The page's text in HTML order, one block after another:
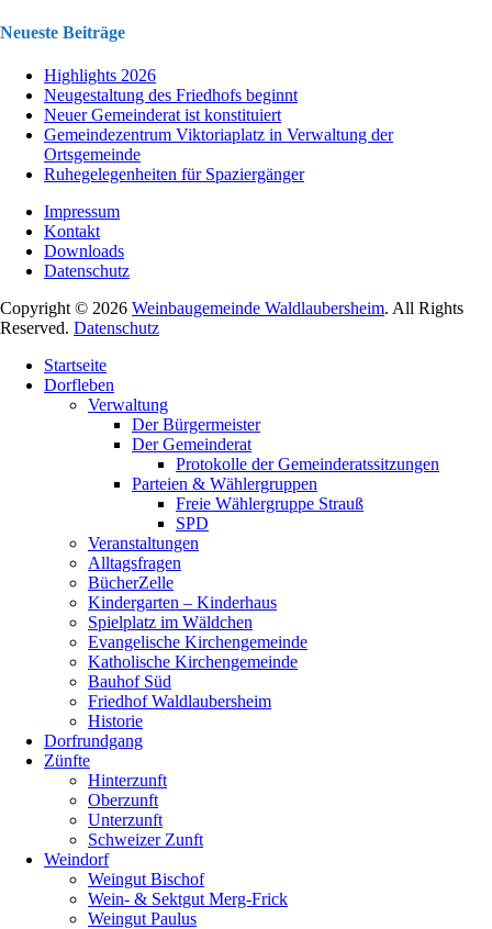
Neueste Beiträge
Highlights 2026
Neugestaltung des Friedhofs beginnt
Neuer Gemeinderat ist konstituiert
Gemeindezentrum Viktoriaplatz in Verwaltung der
Ortsgemeinde
Ruhegelegenheiten für Spaziergänger
Impressum
Kontakt
Downloads
Datenschutz
Copyright © 2026 Weinbaugemeinde Waldlaubersheim. All Rights
Reserved. Datenschutz
oben
scrollen
Startseite
Dorfleben
Verwaltung
Der Bürgermeister
Der Gemeinderat
Protokolle der Gemeinderatssitzungen
Parteien & Wählergruppen
Freie Wählergruppe Strauß
SPD
Veranstaltungen
Alltagsfragen
BücherZelle
Kindergarten – Kinderhaus
Spielplatz im Wäldchen
Evangelische Kirchengemeinde
Katholische Kirchengemeinde
Bauhof Süd
Friedhof Waldlaubersheim
Historie
Dorfrundgang
Zünfte
Hinterzunft
Oberzunft
Unterzunft
Schweizer Zunft
Weindorf
Weingut Bischof
Wein- & Sektgut Merg-Frick
Weingut Paulus